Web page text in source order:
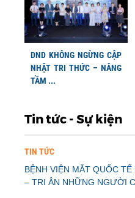
DND KHÔNG NGỪNG CẬP
NHẬT TRI THỨC – NÂNG
TẦM ...
Tin tức - Sự kiện
TIN TỨC
BỆNH VIỆN MẮT QUỐC
– TRI ÂN NHỮNG NGƯỜI